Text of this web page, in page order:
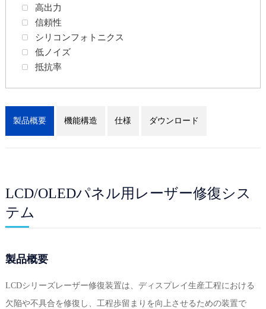
高出力
信頼性
シリコンフォトニクス
低ノイズ
抵抗率
製品概要 機能構造 仕様 ダウンロード
LCD/OLEDパネル用レーザー修復シス
テム
製品概要
LCDシリーズレーザー修復装置は、ディスプレイ生産工程における
欠陥や不具合を修復し、工程歩留まりを向上させるための装置で